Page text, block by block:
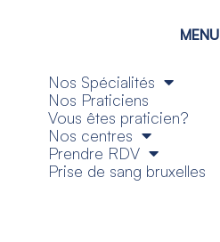
MENU
Nos Spécialités
Nos Praticiens
Vous êtes praticien?
Nos centres
Prendre RDV
Prise de sang bruxelles